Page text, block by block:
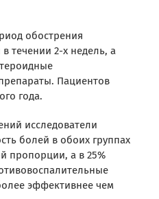
обострения
течении 2-х недель, а
Пациентов
года.
исследователи
болей в обоих группах
пропорции, а в 25%
эффективнее чем